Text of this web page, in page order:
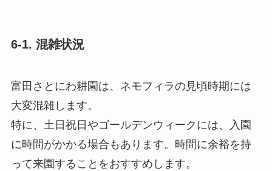
6-1. 混雑状況
富田さとにわ耕園は、ネモフィラの見頃時期には
大変混雑します。
特に、土日祝日やゴールデンウィークには、入園
に時間がかかる場合もあります。時間に余裕を持
って来園することをおすすめします。